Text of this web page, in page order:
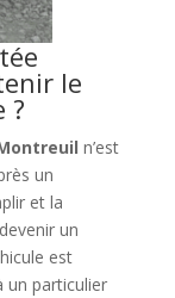
le
?
n’est
un
et la
un
est
un particulier